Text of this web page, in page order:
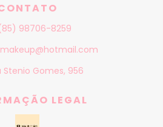
98706-8259
Stenio Gomes, 956
LEGAL